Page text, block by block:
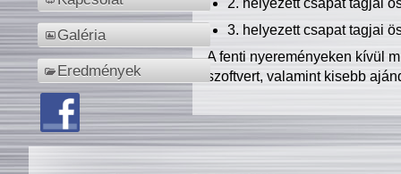
Galéria
Eredmények
3. helyezett csapat tagjai
A fenti nyereményeken kívül
szoftvert, valamint kisebb